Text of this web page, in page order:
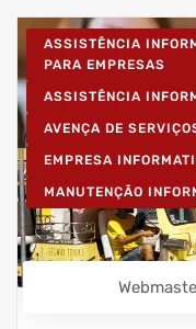
ASSISTÊNCIA
PARA EMPRESAS
ASSISTÊNCIA
AVENÇA DE
EMPRESA
MANUTENÇÃO